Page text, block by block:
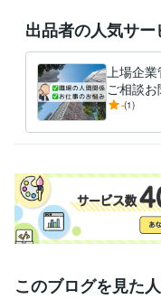
出品者の人気サー
上場企
ご相談
事や職
-(1)
このブログを見た